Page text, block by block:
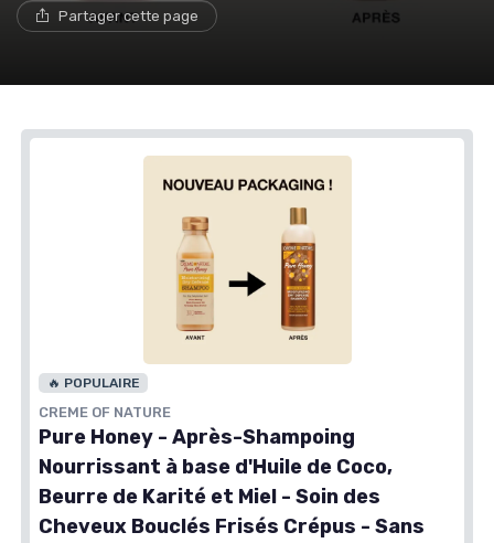
Partager cette page
🔥 POPULAIRE
CREME OF NATURE
Pure Honey - Après-Shampoing
Nourrissant à base d'Huile de Coco,
Beurre de Karité et Miel - Soin des
Cheveux Bouclés Frisés Crépus - Sans